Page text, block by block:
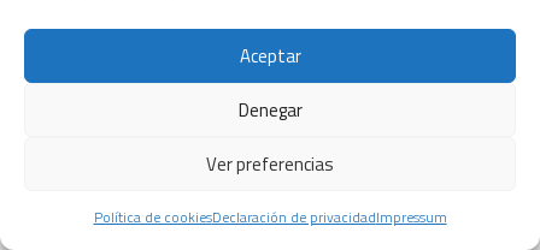
Aceptar
Denegar
Ver preferencias
Política de cookiesDeclaración de privacidadImpressum